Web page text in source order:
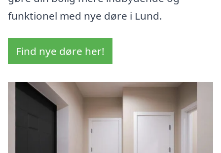
funktionel med nye døre i Lund.
Find nye døre her!